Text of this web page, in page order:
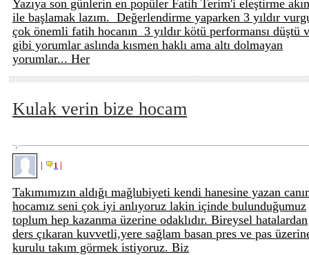
Yazıya son günlerin en popüler Fatih Terim'i eleştirme
ile başlamak lazım. Değerlendirme yaparken 3 yıldır
çok önemli fatih hocanın 3 yıldır kötü performansı düştü
gibi yorumlar aslında kısmen haklı ama altı dolmayan
yorumlar... Her
Kulak verin bize hocam
1
Takımımızın aldığı mağlubiyeti kendi hanesine yazan
hocamız seni çok iyi anlıyoruz lakin içinde bulunduğumuz
toplum hep kazanma üzerine odaklıdır. Bireysel hatalardan
ders çıkaran kuvvetli,yere sağlam basan pres ve pas
kurulu takım görmek istiyoruz. Biz